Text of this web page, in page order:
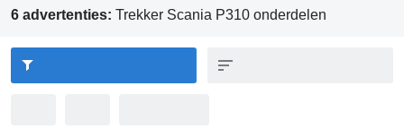
6 advertenties: Trekker Scania P310 onderdelen